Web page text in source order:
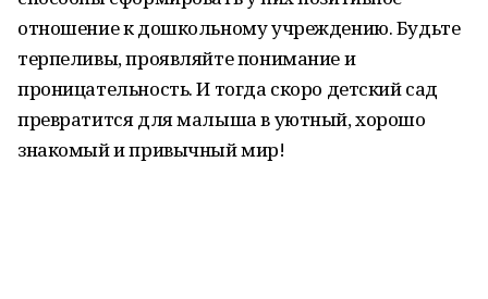
отношение к дошкольному учреждению. Будьте
терпеливы, проявляйте понимание и
проницательность. И тогда скоро детский сад
превратится для малыша в уютный, хорошо
знакомый и привычный мир!